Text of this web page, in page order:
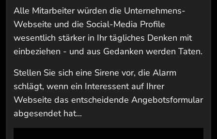
Alle Mitarbeiter würden die Unternehmens-
Webseite und die Social-Media Profile
wesentlich stärker in Ihr tägliches Denken mit
einbeziehen - und aus Gedanken werden Taten.
Stellen Sie sich eine Sirene vor, die Alarm
schlägt, wenn ein Interessent auf Ihrer
Webseite das entscheidende Angebotsformular
abgesendet hat...